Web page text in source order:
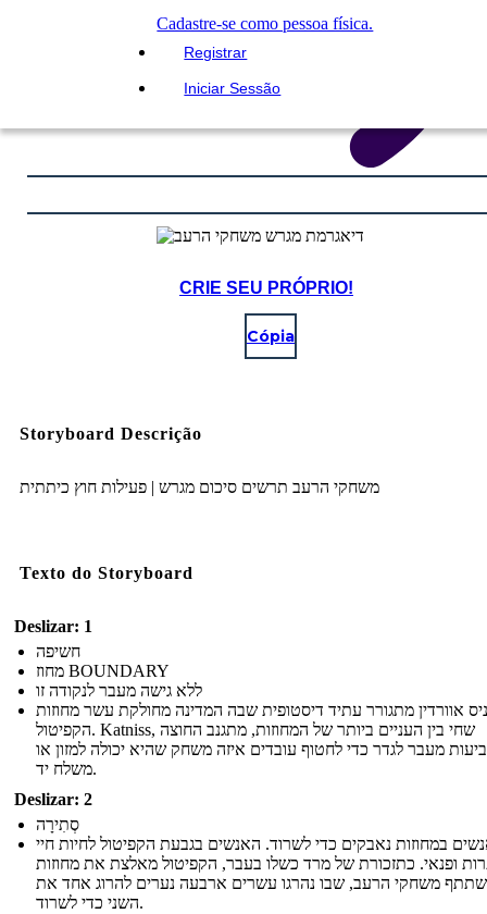
Cadastre-se como pessoa física.
Registrar
Iniciar Sessão
CRIE SEU PRÓPRIO!
Cópia
Storyboard Descrição
משחקי הרעב תרשים סיכום מגרש | פעילות חוץ כיתתית
Texto do Storyboard
Deslizar: 1
חשיפה
מחוז BOUNDARY
ללא גישה מעבר לנקודה זו
אוורדין מתגורר עתיד דיסטופית שבה המדינה מחולקת עשר מחוזות
הקפיטול. Katniss, שחי בין העניים ביותר של המחוזות, מתגנב החוצה
מעבר לגדר כדי לחטוף עובדים איזה משחק שהיא יכולה למזון או
משלח יד.
Deslizar: 2
סְתִירָה
במחוזות נאבקים כדי לשרוד. האנשים בגבעת הקפיטול לחיות חיי
ופנאי. כתזכורת של מרד כשלו בעבר, הקפיטול מאלצת את מחוזות
משחקי הרעב, שבו נהרגו עשרים ארבעה נערים להרוג אחד את
השני כדי לשרוד.